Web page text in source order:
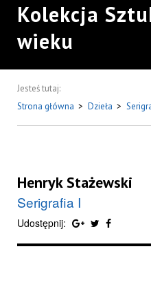
Kolekcja
wieku
Jesteś tutaj:
Strona główna > Dzieła >
Henryk Stażewski
Serigrafia I
Udostępnij: